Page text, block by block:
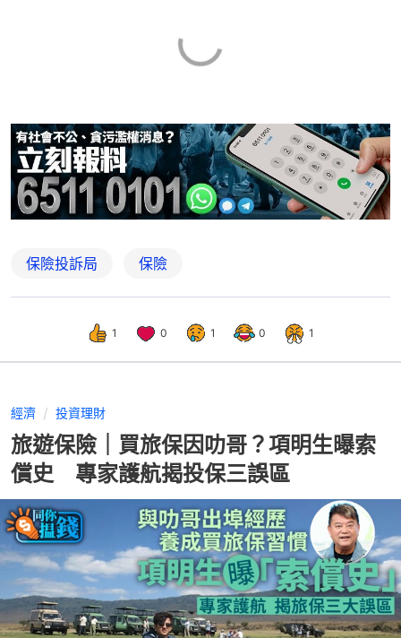
保險投訴局 保險
1 0 1 0 1
經濟 投資理財
旅遊保險｜買旅保因叻哥？項明生曝索
償史 專家護航揭投保三誤區